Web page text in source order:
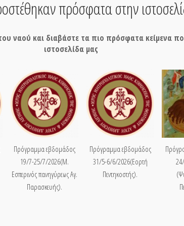
πρόσφατα στην
ναού και διαβάστε τα πιο πρόσφατα κείμενα
ιστοσελίδα μας
Πρόγραμμα εβδομάδος
19/7-25/7/2026(Μ.
Εσπερινός πανηγύρεως Αγ.
Παρασκευής).
Πρόγραμμα εβδομάδος
31/5-6/6/2026(Εορτή
Πεντηκοστής).